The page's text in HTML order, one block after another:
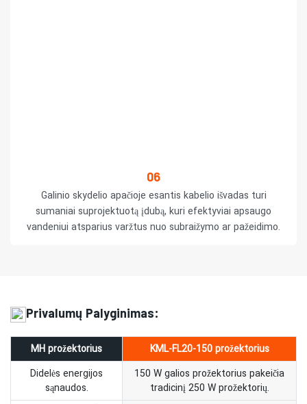
06
Galinio skydelio apačioje esantis kabelio išvadas turi
sumaniai suprojektuotą įdubą, kuri efektyviai apsaugo
vandeniui atsparius varžtus nuo subraižymo ar pažeidimo.
Privalumų Palyginimas:
MH prožektorius
KML-FL20-150 prožektorius
Didelės energijos
sąnaudos.
150 W galios prožektorius pakeičia
tradicinį 250 W prožektorių.